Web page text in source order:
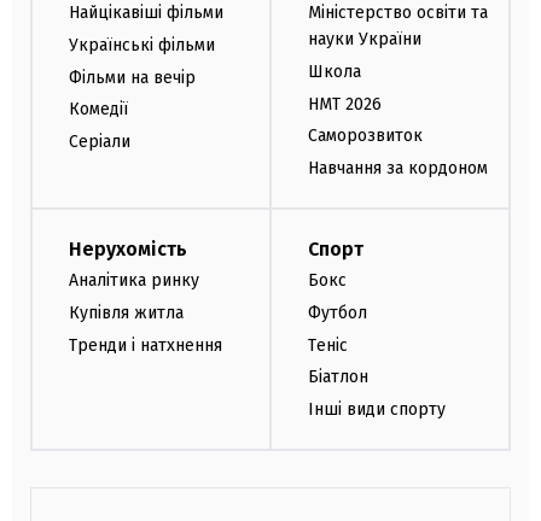
Найцікавіші фільми
Українські фільми
Фільми на вечір
Комедії
Серіали
Міністерство освіти та
науки України
Школа
НМТ 2026
Саморозвиток
Навчання за кордоном
Нерухомість
Аналітика ринку
Купівля житла
Тренди і натхнення
Спорт
Бокс
Футбол
Теніс
Біатлон
Інші види спорту